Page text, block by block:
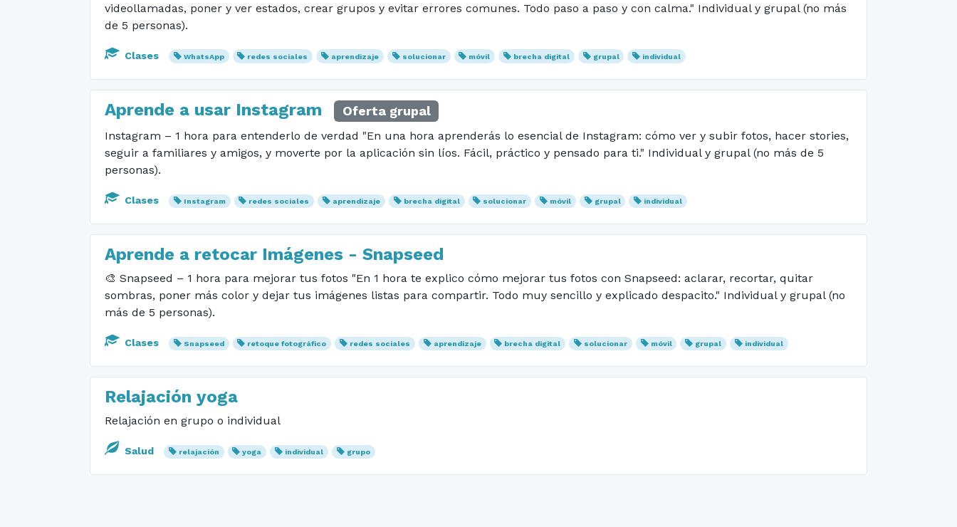
videollamadas, poner y ver estados, crear grupos y evitar errores comunes. Todo paso a paso y con calma." Individual y grupal (no más
de 5 personas).
Clases WhatsApp redes sociales aprendizaje solucionar móvil brecha digital grupal individual
Aprende a usar Instagram Oferta grupal
Instagram – 1 hora para entenderlo de verdad "En una hora aprenderás lo esencial de Instagram: cómo ver y subir fotos, hacer stories,
seguir a familiares y amigos, y moverte por la aplicación sin líos. Fácil, práctico y pensado para ti." Individual y grupal (no más de 5
personas).
Clases Instagram redes sociales aprendizaje brecha digital solucionar móvil grupal individual
Aprende a retocar Imágenes - Snapseed
🎨 Snapseed – 1 hora para mejorar tus fotos "En 1 hora te explico cómo mejorar tus fotos con Snapseed: aclarar, recortar, quitar
sombras, poner más color y dejar tus imágenes listas para compartir. Todo muy sencillo y explicado despacito." Individual y grupal (no
más de 5 personas).
Clases Snapseed retoque fotográfico redes sociales aprendizaje brecha digital solucionar móvil grupal individual
Relajación yoga
Relajación en grupo o individual
Salud relajación yoga individual grupo